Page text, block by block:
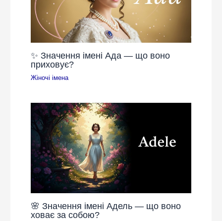
✨ Значення імені Ада — що воно
приховує?
Жіночі імена
🌸 Значення імені Адель — що воно
ховає за собою?